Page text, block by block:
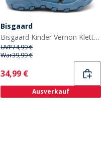
Bisgaard
Bisgaard Kinder Vernon Klettverschluss Schuhe Blau
UVP74,99 €
War39,99 €
Current
34,99 €
Ausverkauf